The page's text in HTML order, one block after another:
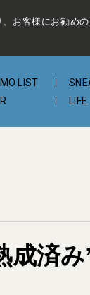
お客様にお勧め
LIST
LIFE
成済